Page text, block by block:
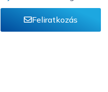
Feliratkozás